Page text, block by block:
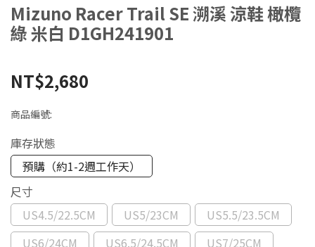
Mizuno Racer Trail SE 溯溪 涼鞋 橄欖
綠 米白 D1GH241901
NT$2,680
商品編號:
庫存狀態
預購（約1-2週工作天）
尺寸
US4.5/22.5CM
US5/23CM
US5.5/23.5CM
US6/24CM
US6.5/24.5CM
US7/25CM